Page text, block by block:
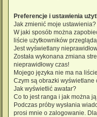
Preferencje i ustawienia
Jak zmienić moje ustawienia?
W jaki sposób można
liście użytkowników
Jest wyświetlany
Została wykonana zmiana
nieprawidłowy czas!
Mojego języka nie ma na
Czym są obrazki
Jak wyświetlić awatar?
Co to jest ranga i jak można
Podczas próby wysłania
prosi mnie o zalogowanie.